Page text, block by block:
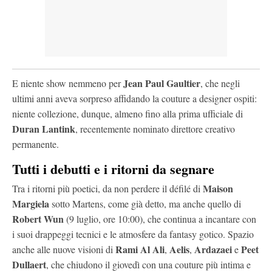
E niente show nemmeno perJean Paul Gaultier, che negli
ultimi anni aveva sorpreso affidando la couture a designer ospiti:
niente collezione, dunque, almeno fino alla prima ufficiale di
Duran Lantink, recentemente nominato direttore creativo
permanente.
Tutti i debutti e i ritorni da segnare
Tra i ritorni più poetici, da non perdere il défilé di Maison
Margielasotto Martens, come già detto, ma anche quello di
Robert Wun(9 luglio, ore 10:00), che continua a incantare con
i suoi drappeggi tecnici e le atmosfere da fantasy gotico. Spazio
anche alle nuove visioni di Rami Al Ali, Aelis, ArdazaeiePeet
Dullaert, che chiudono il giovedì con una couture più intima e